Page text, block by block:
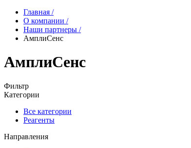
Главная /
О компании /
Наши партнеры /
АмплиСенс
АмплиСенс
Фильтр
Категории
Все категории
Реагенты
Направления